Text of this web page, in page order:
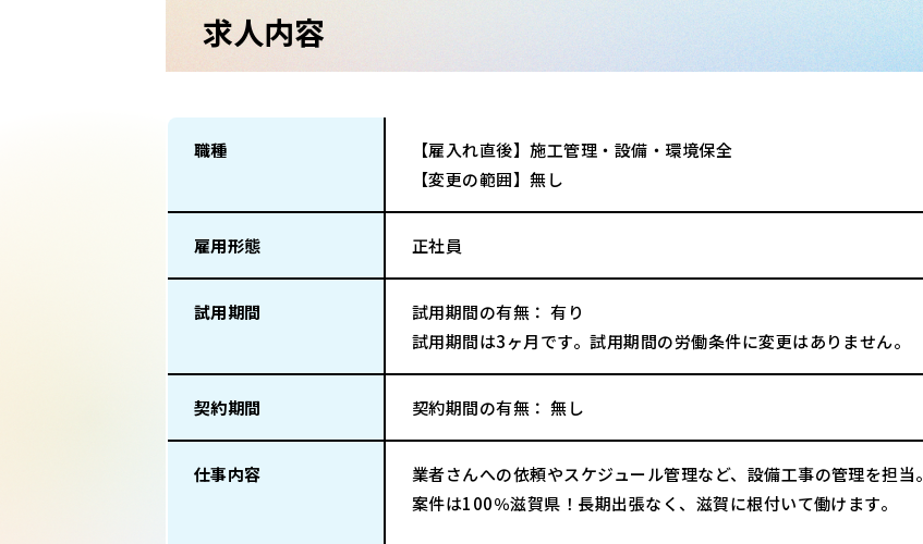
求人内容
職種
【雇入れ直後】施工管理・設備・環境保全
【変更の範囲】無し
雇用形態 正社員
試用期間
試用期間の有無： 有り
試用期間は3ヶ月です。試用期間の労働条件に変更はありません。
契約期間 契約期間の有無： 無し
仕事内容
業者さんへの依頼やスケジュール管理など、設備工事の管理を担当。
案件は100％滋賀県！長期出張なく、滋賀に根付いて働けます。